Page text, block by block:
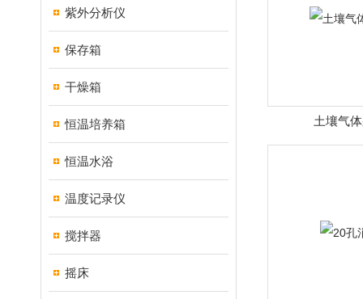
紫外分析仪
保存箱
干燥箱
恒温培养箱
恒温水浴
温度记录仪
搅拌器
摇床
土壤气